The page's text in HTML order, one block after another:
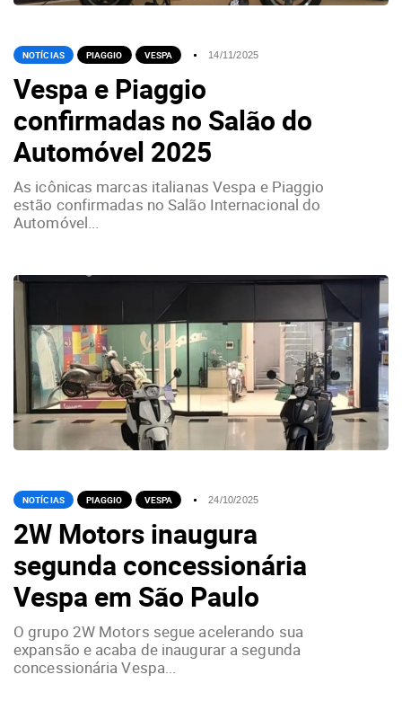
NOTÍCIAS PIAGGIO VESPA 14/11/2025
Vespa e Piaggio
confirmadas no Salão do
Automóvel 2025
As icônicas marcas italianas Vespa e Piaggio
estão confirmadas no Salão Internacional do
Automóvel...
NOTÍCIAS PIAGGIO VESPA 24/10/2025
2W Motors inaugura
segunda concessionária
Vespa em São Paulo
O grupo 2W Motors segue acelerando sua
expansão e acaba de inaugurar a segunda
concessionária Vespa...